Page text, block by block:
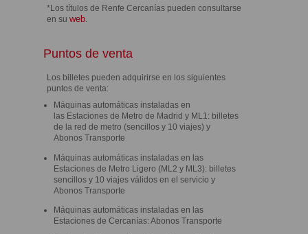
*Los títulos de Renfe Cercanías pueden consultarse
en suweb.
Puntos de venta
Los billetes pueden adquirirse en los siguientes
puntos de venta:
Máquinas automáticas instaladas en
las Estaciones de Metro de Madrid y ML1: billetes
de la red de metro (sencillos y 10 viajes) y
Abonos Transporte
Máquinas automáticas instaladas en las
Estaciones de Metro Ligero (ML2 y ML3): billetes
sencillos y 10 viajes válidos en el servicio y
Abonos Transporte
Máquinas automáticas instaladas en las
Estaciones de Cercanías: Abonos Transporte